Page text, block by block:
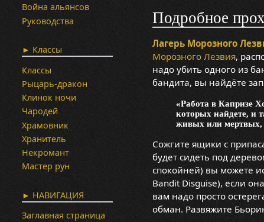
Подробное
Лагерь Морозного
Морозного Лезвия,
надо убить одного из
бандита, вы найдёте
«Работа в Капризе
которых найдете, и
живых или мертвых,
Сожгите ящики с
будет сидеть под
спокойней) вы можете
Bandit Disguise), если
вам надо просто
обман. Развяжите
Война альянсов
Руководства
► Классы
Классы
Рыцарь-дракон
Клинок ночи
Чародей
Храмовник
Хранитель
Некромант
Мастер рун
► НАВИГАЦИЯ
Заглавная страница